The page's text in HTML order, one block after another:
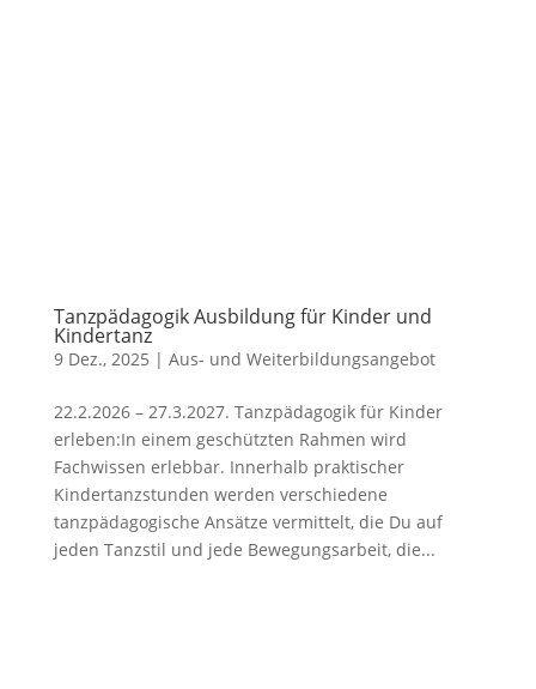
Tanzpädagogik Ausbildung für Kinder und
Kindertanz
9 Dez., 2025 | Aus- und Weiterbildungsangebot
22.2.2026 – 27.3.2027. Tanzpädagogik für Kinder
erleben:In einem geschützten Rahmen wird
Fachwissen erlebbar. Innerhalb praktischer
Kindertanzstunden werden verschiedene
tanzpädagogische Ansätze vermittelt, die Du auf
jeden Tanzstil und jede Bewegungsarbeit, die...